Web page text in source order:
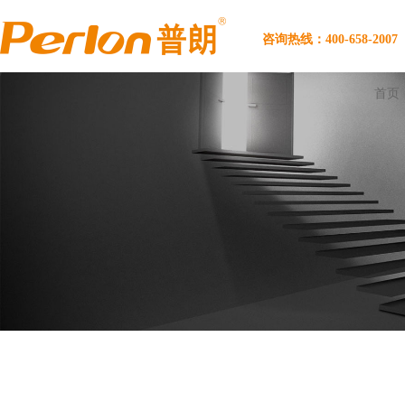
咨询热线：400-658-2007
首页